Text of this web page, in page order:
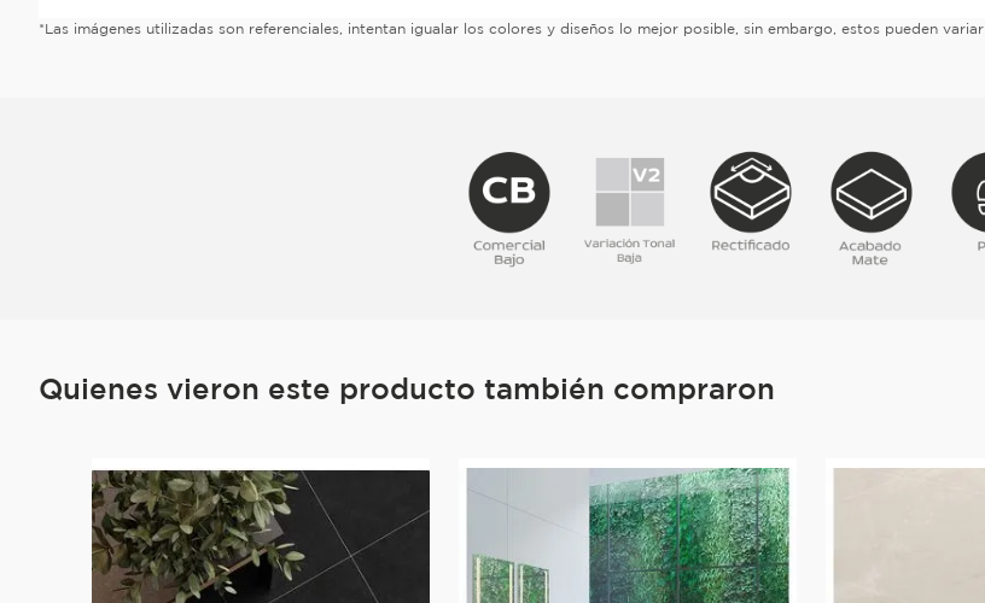
*Las imágenes utilizadas son referenciales, intentan igualar los colores y diseños lo mejor posible, sin embargo, estos pueden variar
Quienes vieron este producto también compraron